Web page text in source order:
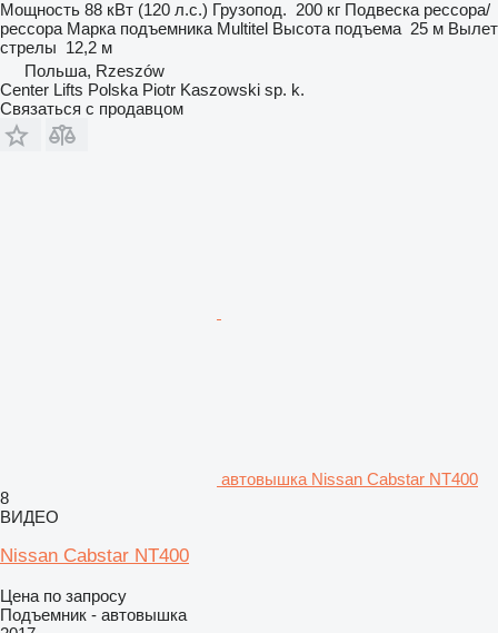
Мощность 88 кВт (120 л.с.) Грузопод. 200 кг Подвеска рессора/
рессора Марка подъемника Multitel Высота подъема 25 м Вылет
стрелы 12,2 м
Польша, Rzeszów
Center Lifts Polska Piotr Kaszowski sp. k.
Связаться с продавцом
автовышка Nissan Cabstar NT400
8
ВИДЕО
Nissan Cabstar NT400
Цена по запросу
Подъемник - автовышка